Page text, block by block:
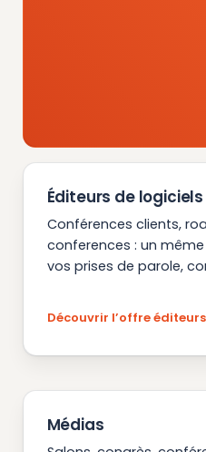
Éditeurs de logiciels
Conférences clients,
conferences : un
vos prises de parole,
Découvrir l’offre éditeurs
Médias